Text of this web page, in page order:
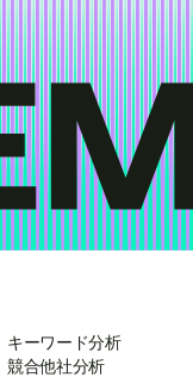
キーワード分析
競合他社分析